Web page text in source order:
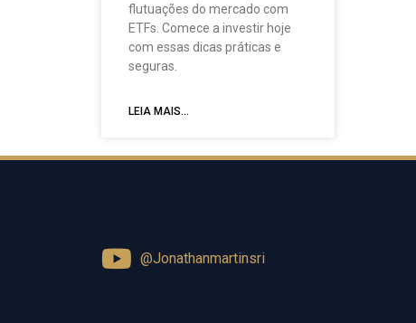
flutuações do mercado com
ETFs. Comece a investir hoje
com essas dicas práticas e
seguras.
LEIA MAIS...
@Jonathanmartinsri